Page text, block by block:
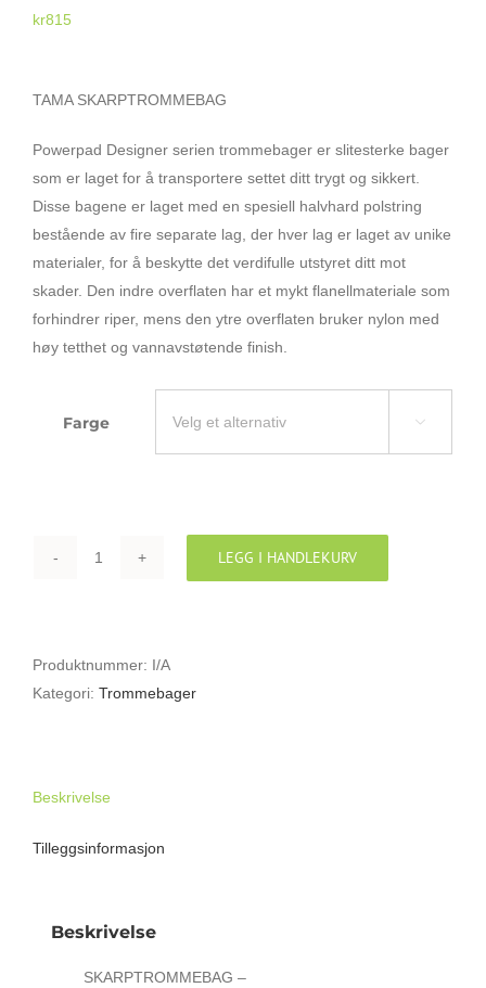
kr815
TAMA SKARPTROMMEBAG
Powerpad Designer serien trommebager er slitesterke bager
som er laget for å transportere settet ditt trygt og sikkert.
Disse bagene er laget med en spesiell halvhard polstring
bestående av fire separate lag, der hver lag er laget av unike
materialer, for å beskytte det verdifulle utstyret ditt mot
skader. Den indre overflaten har et mykt flanellmateriale som
forhindrer riper, mens den ytre overflaten bruker nylon med
høy tetthet og vannavstøtende finish.
Farge 
LEGG I HANDLEKURV
Produktnummer: I/A
Kategori: Trommebager
Beskrivelse
Tilleggsinformasjon
Beskrivelse
SKARPTROMMEBAG –